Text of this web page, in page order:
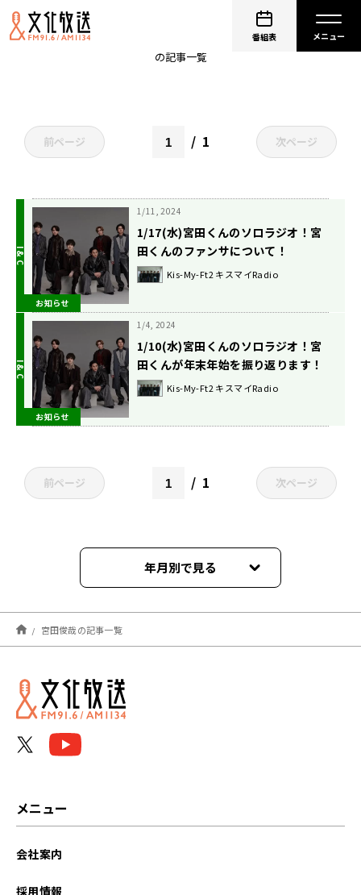
番組表
の記事一覧
前ページ 1 次ページ
お知らせ
1/11, 2024
1/17(水)宮田くんのソロラジオ！宮
田くんのファンサについて！
Kis-My-Ft2 キスマイRadio
お知らせ
1/4, 2024
1/10(水)宮田くんのソロラジオ！宮
田くんが年末年始を振り返ります！
Kis-My-Ft2 キスマイRadio
前ページ 1 次ページ
年月別で見る
2026年08月
2026年07月
2026年06月
宮田俊哉の記事一覧
メニュー
会社案内
採用情報